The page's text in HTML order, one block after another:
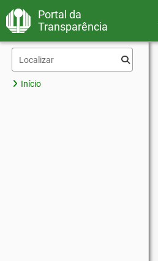
Portal da
Transparência
Início